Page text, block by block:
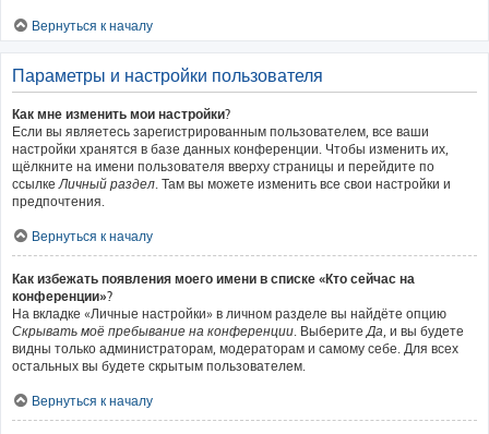
Вернуться к началу
Параметры и настройки пользователя
Как мне изменить мои настройки?
Если вы являетесь зарегистрированным пользователем, все ваши
настройки хранятся в базе данных конференции. Чтобы изменить их,
щёлкните на имени пользователя вверху страницы и перейдите по
ссылкеЛичный раздел. Там вы можете изменить все свои настройки и
предпочтения.
Вернуться к началу
Как избежать появления моего имени в списке «Кто сейчас на
конференции»?
На вкладке «Личные настройки» в личном разделе вы найдёте опцию
Скрывать моё пребывание на конференции. ВыберитеДа, и вы будете
видны только администраторам, модераторам и самому себе. Для всех
остальных вы будете скрытым пользователем.
Вернуться к началу